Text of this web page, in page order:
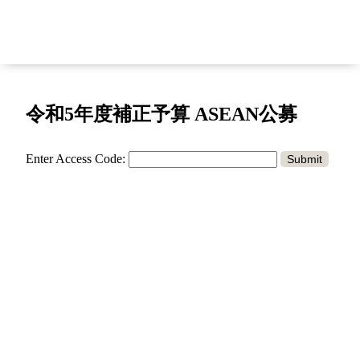
令和5年度補正予算 ASEAN公募
Enter Access Code: Submit